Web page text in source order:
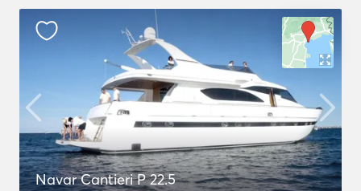
Navar Cantieri P 22.5